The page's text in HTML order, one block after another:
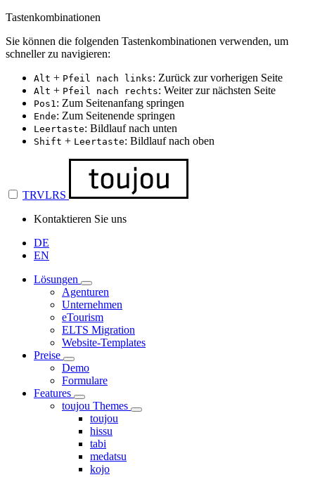
Tastenkombinationen
Sie können die folgenden Tastenkombinationen verwenden, um
schneller zu navigieren:
Alt + Pfeil nach links: Zurück zur vorherigen Seite
Alt + Pfeil nach rechts: Weiter zur nächsten Seite
Pos1: Zum Seitenanfang springen
Ende: Zum Seitenende springen
Leertaste: Bildlauf nach unten
Shift + Leertaste: Bildlauf nach oben
TRVLRS
Kontaktieren Sie uns
DE
EN
Lösungen
Agenturen
Unternehmen
eTourism
ELTS Migration
Website-Templates
Preise
Demo
Formulare
Features
toujou Themes
toujou
hissu
tabi
medatsu
kojo